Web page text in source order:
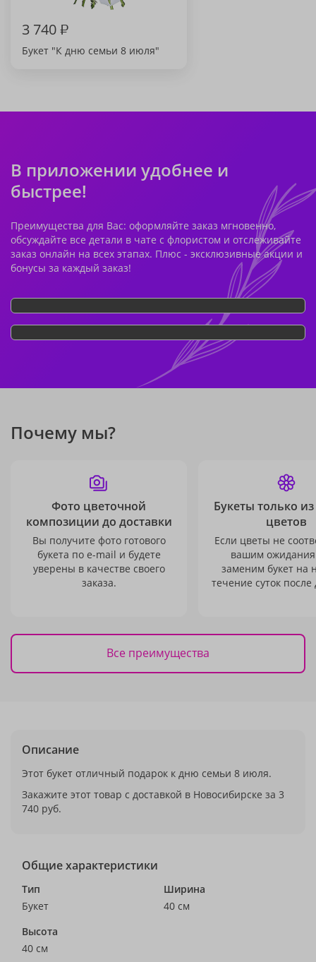
3 740₽
Букет "К дню семьи 8 июля"
В приложении удобнее и
быстрее!
Преимущества для Вас: оформляйте заказ мгновенно,
обсуждайте все детали в чате с флористом и отслеживайте
заказ онлайн на всех этапах. Плюс - эксклюзивные акции и
бонусы за каждый заказ!
Почему мы?
Фото цветочной
композиции до доставки
Вы получите фото готового
букета по e-mail и будете
уверены в качестве своего
заказа.
Букеты только
цветов
Если цветы не
вашим
заменим букет на
течение суток после
Все преимущества
Описание
Этот букет отличный подарок к дню семьи 8 июля.
Закажите этот товар с доставкой в Новосибирске за 3
740 руб.
Общие характеристики
Тип
Букет
Ширина
40 см
Высота
40 см